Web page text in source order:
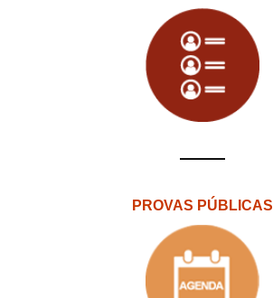
PROVAS PÚBLICAS